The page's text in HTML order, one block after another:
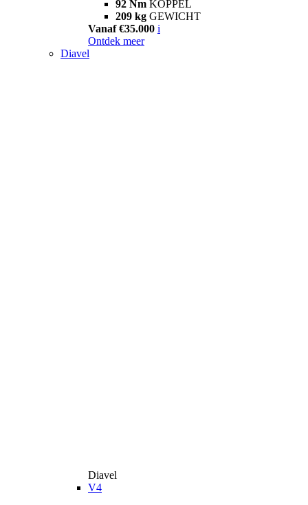
92 Nm KOPPEL
209 kg GEWICHT
Vanaf €35.000 i
Ontdek meer
Diavel
Diavel
V4